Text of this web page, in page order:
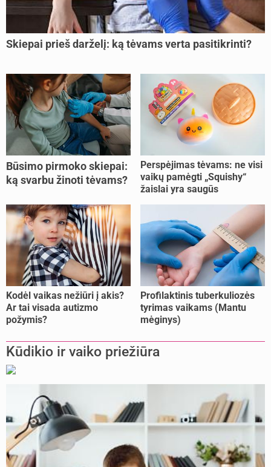
Skiepai prieš darželį: ką tėvams verta pasitikrinti?
Būsimo pirmoko skiepai:
ką svarbu žinoti tėvams?
Perspėjimas tėvams: ne visi
vaikų pamėgti „Squishy“
žaislai yra saugūs
Kodėl vaikas nežiūri į akis?
Ar tai visada autizmo
požymis?
Profilaktinis tuberkuliozės
tyrimas vaikams (Mantu
mėginys)
Kūdikio ir vaiko priežiūra